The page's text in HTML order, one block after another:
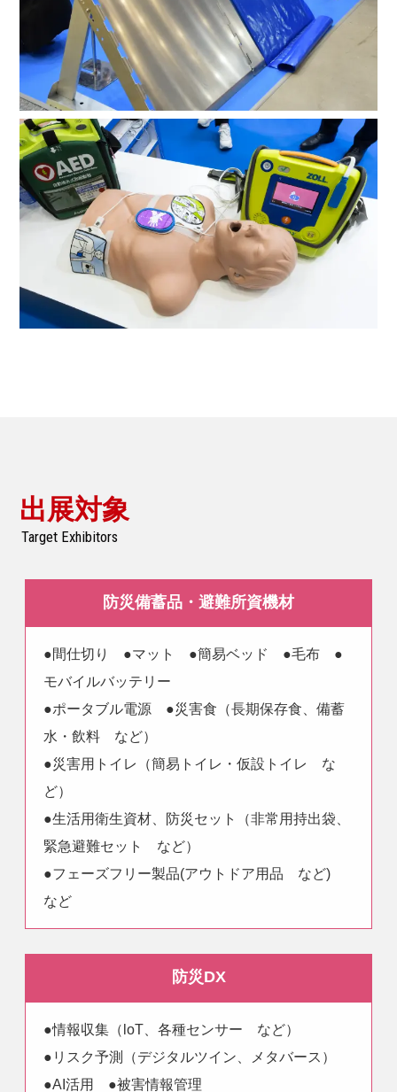
出展対象
Target Exhibitors
防災備蓄品・避難所資機材
●間仕切り ●マット ●簡易ベッド ●毛布 ●
モバイルバッテリー
●ポータブル電源 ●災害食（長期保存食、備蓄
水・飲料 など）
●災害用トイレ（簡易トイレ・仮設トイレ な
ど）
●生活用衛生資材、防災セット（非常用持出袋、
緊急避難セット など）
●フェーズフリー製品(アウトドア用品 など)
など
防災DX
●情報収集（loT、各種センサー など）
●リスク予測（デジタルツイン、メタバース）
●AI活用 ●被害情報管理